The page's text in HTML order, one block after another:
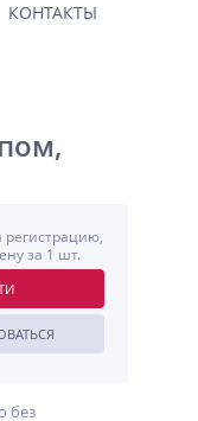
КОНТАКТЫ
за 1 шт.
без